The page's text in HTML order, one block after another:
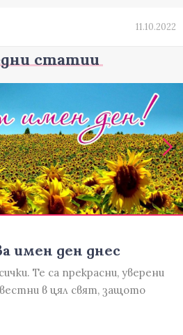
11.10.2022
статии
имен ден днес
Те са прекрасни, уверени
в цял свят, защото